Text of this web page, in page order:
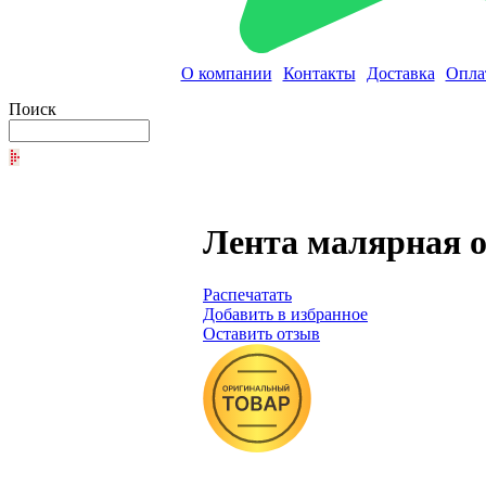
О компании Контакты Доставка
Поиск
Лента малярная
Распечатать
Добавить в избранное
Оставить отзыв